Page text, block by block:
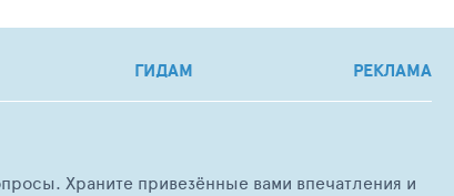
ГИДАМ РЕКЛАМА
Храните привезённые вами впечатления и